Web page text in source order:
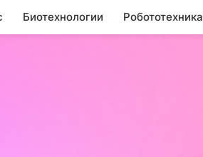
Биотехнологии Робототехника